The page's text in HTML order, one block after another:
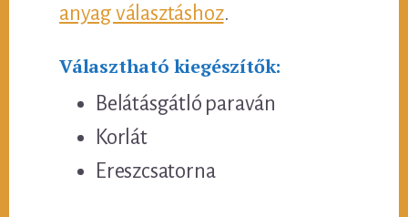
anyag választáshoz.
Választható kiegészítők:
Belátásgátló paraván
Korlát
Ereszcsatorna